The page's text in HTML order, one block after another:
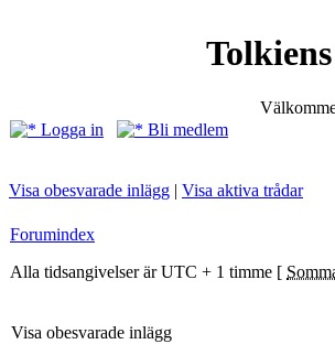
Logga in
Bli medlem
Visa obesvarade inlägg | Visa aktiva trådar
Forumindex
Alla tidsangivelser är UTC + 1 timme [
Visa obesvarade inlägg